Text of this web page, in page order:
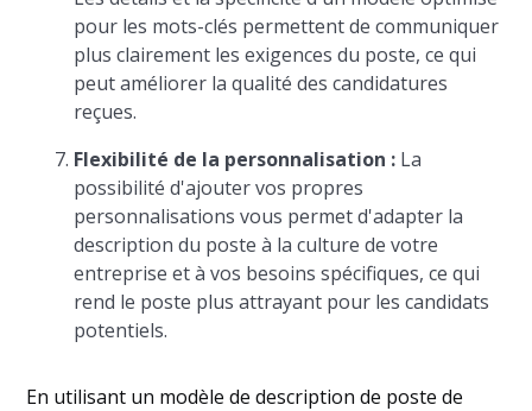
pour les mots-clés permettent de communiquer
plus clairement les exigences du poste, ce qui
peut améliorer la qualité des candidatures
reçues.
Flexibilité de la personnalisation : La
possibilité d'ajouter vos propres
personnalisations vous permet d'adapter la
description du poste à la culture de votre
entreprise et à vos besoins spécifiques, ce qui
rend le poste plus attrayant pour les candidats
potentiels.
En utilisant un modèle de description de poste de